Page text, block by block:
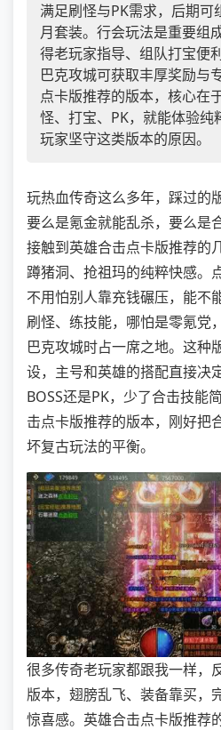
满足刷怪与PK需求，后期
月套装。行会玩法是重要组
得老玩家指导、组队打宝便
巴克攻城可获取丰厚奖励与
点卡版推荐的版本，核心在
怪、打宝、PK，就能体验纯
玩家坚守这类版本的原因。
玩热血传奇这么多年，踩过的
要么是氪金就能乱杀，要么是
接触到英雄合击点卡版推荐的
蹲猪洞、抢祖玛的纯粹快感。
不用怕别人靠充钱碾压，能不
刷怪、练技能，哪怕是零氪党
巴克攻城时占一席之地。这种
设，主号和英雄的搭配直接决
BOSS还是PK，少了合击技能
击点卡版推荐的版本，刚好把
坏复古玩法的平衡。
很多传奇老玩家都跟我一样，
版本，翅膀乱飞、装备靠买，
惊喜感。英雄合击点卡版推荐